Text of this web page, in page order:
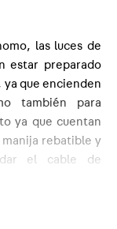
las luces de
estar preparado
que encienden
también para
ya que cuentan
rebatible y
el cable de
y la distribución